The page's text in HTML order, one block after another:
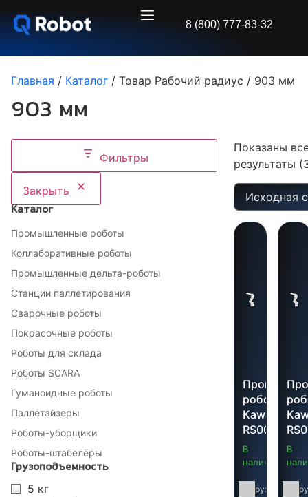
8 (800) 777-83-32
Главная / Каталог / Товар Рабочий радиус / 903 мм
903 мм
Фильтры
Закрыть
Каталог
Промышленные роботы
Коллаборативные роботы
Промышленные дельта-роботы
Станции паллетирования
Сварочные роботы
Покрасочные роботы
Роботы для склада
Роботы SCARA
Гуманоидные роботы
Паллетайзеры
Роботы-уборщики
Роботы-штабелёры
Грузоподъемность
5 кг
Показаны
результаты
робот
Kawasaki
RS005L
В
наличии
В